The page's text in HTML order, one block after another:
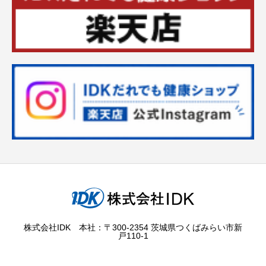
株式会社IDK 本社：〒300-2354 茨城県つくばみらい市新
戸110-1